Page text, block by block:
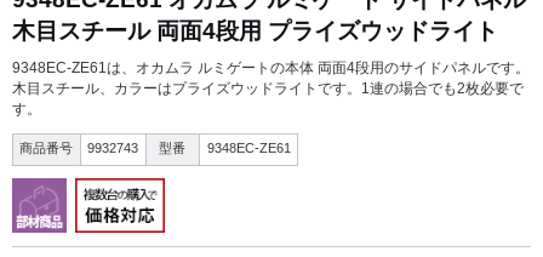
木目スチール 両面4段用 プライズウッドライト
9348EC-ZE61は、オカムラ ルミゲートの本体 両面4段用のサイドパネルです。
木目スチール、カラーはプライズウッドライトです。1連の場合でも2枚必要で
す。
商品番号 9932743 型番 9348EC-ZE61